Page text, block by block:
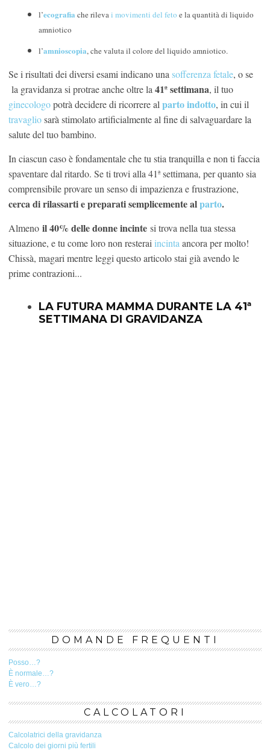
l’ecografia che rilevai movimenti del feto e la quantità di liquido
amniotico
l’amnioscopia, che valuta il colore del liquido amniotico.
Se i risultati dei diversi esami indicano una sofferenza fetale, o se
la gravidanza si protrae anche oltre la 41ª settimana, il tuo
ginecologopotrà decidere di ricorrere al parto indotto, in cui il
travagliosarà stimolato artificialmente al fine di salvaguardare la
salute del tuo bambino.
In ciascun caso è fondamentale che tu stia tranquilla e non ti faccia
spaventare dal ritardo. Se ti trovi alla 41ª settimana, per quanto sia
comprensibile provare un senso di impazienza e frustrazione,
cerca di rilassarti e preparati semplicemente alparto.
Almeno il 40% delle donne incinte si trova nella tua stessa
situazione, e tu come loro non resterai incinta ancora per molto!
Chissà, magari mentre leggi questo articolo stai già avendo le
prime contrazioni...
LA FUTURA MAMMA DURANTE LA 41ª
SETTIMANA DI GRAVIDANZA
DOMANDE FREQUENTI
Posso…?
È normale…?
È vero…?
CALCOLATORI
Calcolatrici della gravidanza
Calcolo dei giorni più fertili